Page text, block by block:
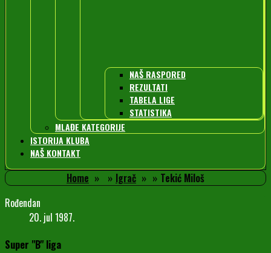
NAŠ RASPORED
REZULTATI
TABELA LIGE
STATISTIKA
MLAĐE KATEGORIJE
ISTORIJA KLUBA
NAŠ KONTAKT
Home Igrač
Tekić Miloš
Rođendan
20. jul 1987.
Super "B" liga